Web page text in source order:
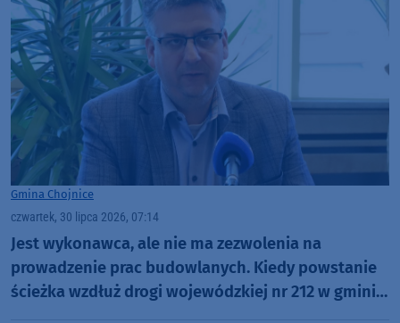
Gmina Chojnice
czwartek, 30 lipca 2026, 07:14
Jest wykonawca, ale nie ma zezwolenia na
prowadzenie prac budowlanych. Kiedy powstanie
ścieżka wzdłuż drogi wojewódzkiej nr 212 w gminie